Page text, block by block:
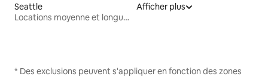
Seattle
Locations moyenne et longue durée
Afficher plus
* Des exclusions peuvent s'appliquer en fonction des zones